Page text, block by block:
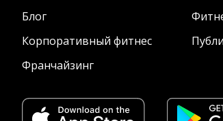
Блог
Корпоративный фитнес
Франчайзинг